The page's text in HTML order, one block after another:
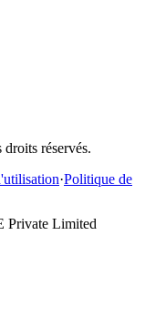
réservés.
·Politique de
Private Limited